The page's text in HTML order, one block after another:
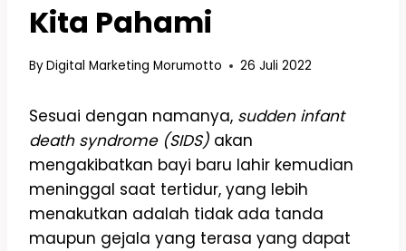
Kita Pahami
ByDigital Marketing Morumotto 26 Juli 2022
Sesuai dengan namanya, sudden infant
death syndrome (SIDS) akan
mengakibatkan bayi baru lahir kemudian
meninggal saat tertidur, yang lebih
menakutkan adalah tidak ada tanda
maupun gejala yang terasa yang dapat